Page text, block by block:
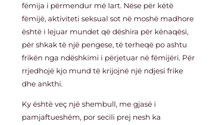
fëmija i përmendur më lart. Nëse për këtë
fëmijë, aktiviteti seksual sot në moshë madhore
është i lejuar mundet që dëshira për kënaqësi,
për shkak të një pengese, të terheqë po ashtu
frikën nga ndëshkimi i përjetuar në fëmijëri. Për
rrjedhojë kjo mund të krijojnë një ndjesi frike
dhe ankthi.
Ky është veç një shembull, me gjasë i
pamjaftueshëm, por secili prej nesh ka